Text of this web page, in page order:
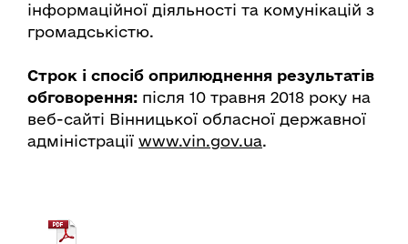
інформаційної діяльності та комунікацій з
громадськістю.
Строк і спосіб оприлюднення результатів
обговорення: після 10 травня 2018 року на
веб-сайті Вінницької обласної державної
адміністрації www.vin.gov.ua.